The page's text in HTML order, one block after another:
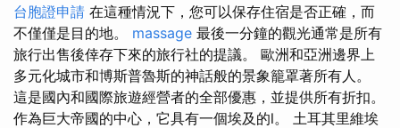
台胞證申請 在這種情況下，您可以保存住宿是否正確，而
不僅僅是目的地。 massage 最後一分鐘的觀光通常是所有
旅行出售後倖存下來的旅行社的提議。 歐洲和亞洲邊界上
多元化城市和博斯普魯斯的神話般的景象籠罩著所有人。
這是國內和國際旅遊經營者的全部優惠，並提供所有折扣。
作為巨大帝國的中心，它具有一個埃及的l。 土耳其里維埃